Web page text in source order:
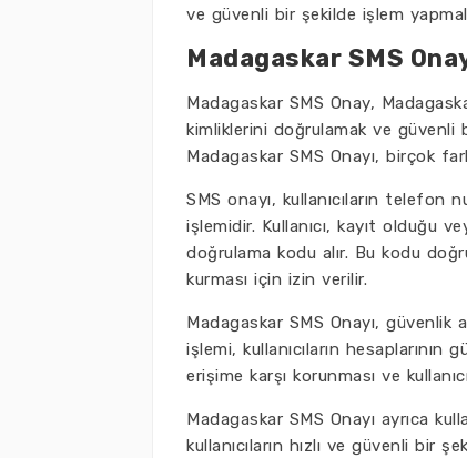
ve güvenli bir şekilde işlem
Madagaskar SMS
Madagaskar SMS Onay,
kimliklerini doğrulamak ve güvenli
Madagaskar SMS Onayı, birçok
SMS onayı, kullanıcıların telefon
işlemidir. Kullanıcı, kayıt olduğu
doğrulama kodu alır. Bu kodu
kurması için izin verilir.
Madagaskar SMS Onayı,
işlemi, kullanıcıların
erişime karşı korunması ve
Madagaskar SMS Onayı ayrıca
kullanıcıların hızlı ve güvenli bir